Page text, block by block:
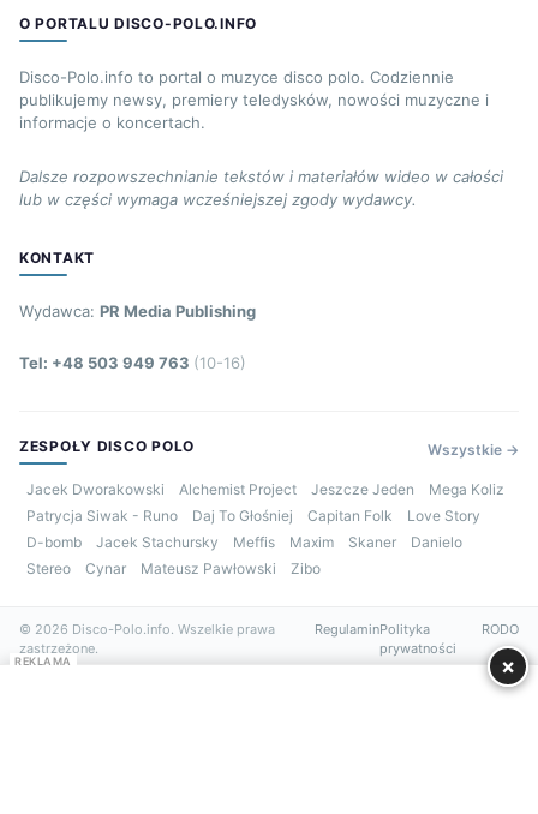
O PORTALU DISCO-POLO.INFO
Disco-Polo.info to portal o muzyce disco polo. Codziennie
publikujemy newsy, premiery teledysków, nowości muzyczne i
informacje o koncertach.
Dalsze rozpowszechnianie tekstów i materiałów wideo w całości
lub w części wymaga wcześniejszej zgody wydawcy.
KONTAKT
Wydawca: PR Media Publishing
Tel: +48 503 949 763 (10-16)
ZESPOŁY DISCO POLO Wszystkie →
Jacek Dworakowski Alchemist Project Jeszcze Jeden
Mega Koliz
Patrycja Siwak - Runo
Daj To Głośniej Capitan Folk
Love Story
D-bomb
Jacek Stachursky Meffis Maxim Skaner
Danielo
Stereo
Cynar Mateusz Pawłowski Zibo
© 2026 Disco-Polo.info. Wszelkie prawa
zastrzeżone.
RegulaminPolityka
prywatności
RODO
REKLAMA ×